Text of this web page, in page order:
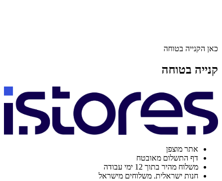
כאן הקנייה בטוחה
קנייה בטוחה
אתר מוצפן
דף התשלום מאובטח
משלוח מהיר בתוך 12 ימי עבודה
חנות ישראלית. משלוחים מישראל